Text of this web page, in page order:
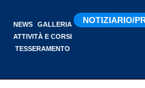
NEWS
GALLERIA
ATTIVITÀ E CORSI
TESSERAMENTO
NOTIZIARIO/